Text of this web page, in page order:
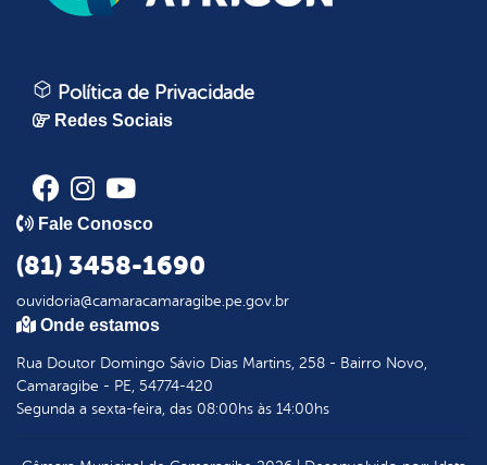
Política de Privacidade
Redes Sociais
Fale Conosco
(81) 3458-1690
ouvidoria@camaracamaragibe.pe.gov.br
Onde estamos
Rua Doutor Domingo Sávio Dias Martins, 258 - Bairro Novo,
Camaragibe - PE, 54774-420
Segunda a sexta-feira, das 08:00hs às 14:00hs